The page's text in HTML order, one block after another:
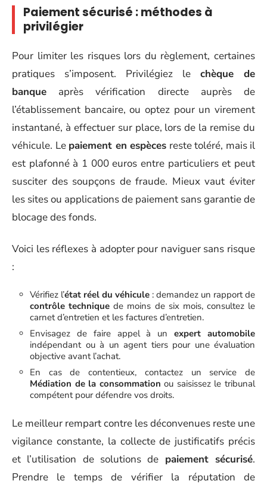
Paiement sécurisé : méthodes à
privilégier
Pour limiter les risques lors du règlement, certaines
pratiques s’imposent. Privilégiez le chèque de
banque après vérification directe auprès de
l’établissement bancaire, ou optez pour un virement
instantané, à effectuer sur place, lors de la remise du
véhicule. Le paiement en espèces reste toléré, mais il
est plafonné à 1 000 euros entre particuliers et peut
susciter des soupçons de fraude. Mieux vaut éviter
les sites ou applications de paiement sans garantie de
blocage des fonds.
Voici les réflexes à adopter pour naviguer sans risque
:
Vérifiez l’état réel du véhicule : demandez un rapport de
contrôle technique de moins de six mois, consultez le
carnet d’entretien et les factures d’entretien.
Envisagez de faire appel à unexpert automobile
indépendant ou à un agent tiers pour une évaluation
objective avant l’achat.
En cas de contentieux, contactez un service de
Médiation de la consommation ou saisissez le tribunal
compétent pour défendre vos droits.
Le meilleur rempart contre les déconvenues reste une
vigilance constante, la collecte de justificatifs précis
et l’utilisation de solutions de paiement sécurisé.
Prendre le temps de vérifier la réputation de